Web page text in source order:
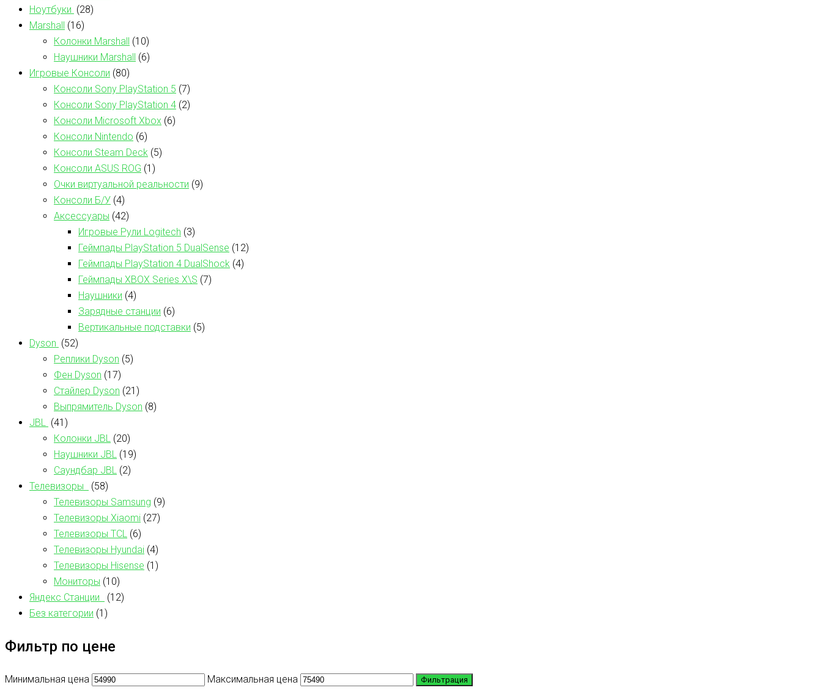
Ноутбуки (28)
Marshall (16)
Колонки Marshall (10)
Наушники Marshall (6)
Игровые Консоли (80)
Консоли Sony PlayStation 5 (7)
Консоли Sony PlayStation 4 (2)
Консоли Microsoft Xbox (6)
Консоли Nintendo (6)
Консоли Steam Deck (5)
Консоли ASUS ROG (1)
Очки виртуальной реальности (9)
Консоли Б/У (4)
Аксессуары (42)
Игровые Рули Logitech (3)
Геймпады PlayStation 5 DualSense (12)
Геймпады PlayStation 4 DualShock (4)
Геймпады XBOX Series X\S (7)
Наушники (4)
Зарядные станции (6)
Вертикальные подставки (5)
Dyson (52)
Реплики Dyson (5)
Фен Dyson (17)
Стайлер Dyson (21)
Выпрямитель Dyson (8)
JBL
(41)
Колонки JBL (20)
Наушники JBL (19)
Саундбар JBL (2)
Телевизоры
(58)
Телевизоры Samsung (9)
Телевизоры Xiaomi (27)
Телевизоры TCL (6)
Телевизоры Hyundai (4)
Телевизоры Hisense (1)
Мониторы (10)
Яндекс Станции
(12)
Без категории (1)
Фильтр по цене
Минимальная цена Максимальная цена Фильтрация